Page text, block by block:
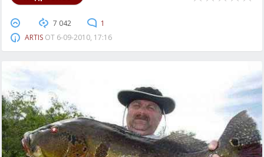
7 042
1
ARTISОТ 6-09-2010, 17:16